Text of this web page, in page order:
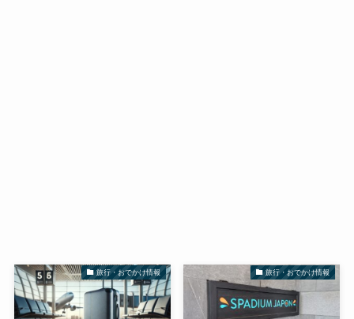
旅行・おでかけ情報 旅行・おでかけ情報